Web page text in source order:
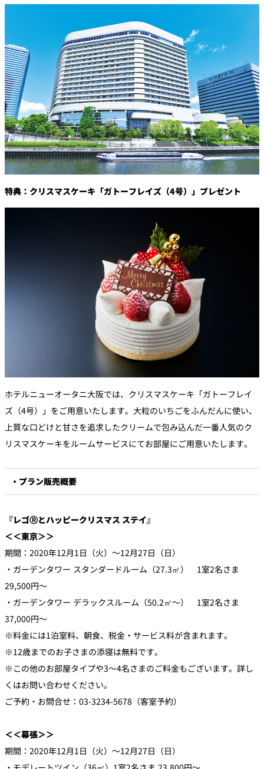
特典：クリスマスケーキ「ガトーフレイズ（4号）」プレゼント
ホテルニューオータニ大阪では、クリスマスケーキ「ガトーフレイ
ズ（4号）」をご用意いたします。大粒のいちごをふんだんに使い、
上質な口どけと甘さを追求したクリームで包み込んだ一番人気のク
リスマスケーキをルームサービスにてお部屋にご用意いたします。
・プラン販売概要
『レゴⓇとハッピークリスマス ステイ』
＜＜東京＞＞
期間：2020年12月1日（火）～12月27日（日）
・ガーデンタワー スタンダードルーム（27.3㎡） 1室2名さま
29,500円～
・ガーデンタワー デラックスルーム（50.2㎡～） 1室2名さま
37,000円～
※料金には1泊室料、朝食、税金・サービス料が含まれます。
※12歳までのお子さまの添寝は無料です。
※この他のお部屋タイプや3～4名さまのご料金もございます。詳し
くはお問い合わせください。
ご予約・お問合せ：03-3234-5678（客室予約）
＜＜幕張＞＞
期間：2020年12月1日（火）～12月27日（日）